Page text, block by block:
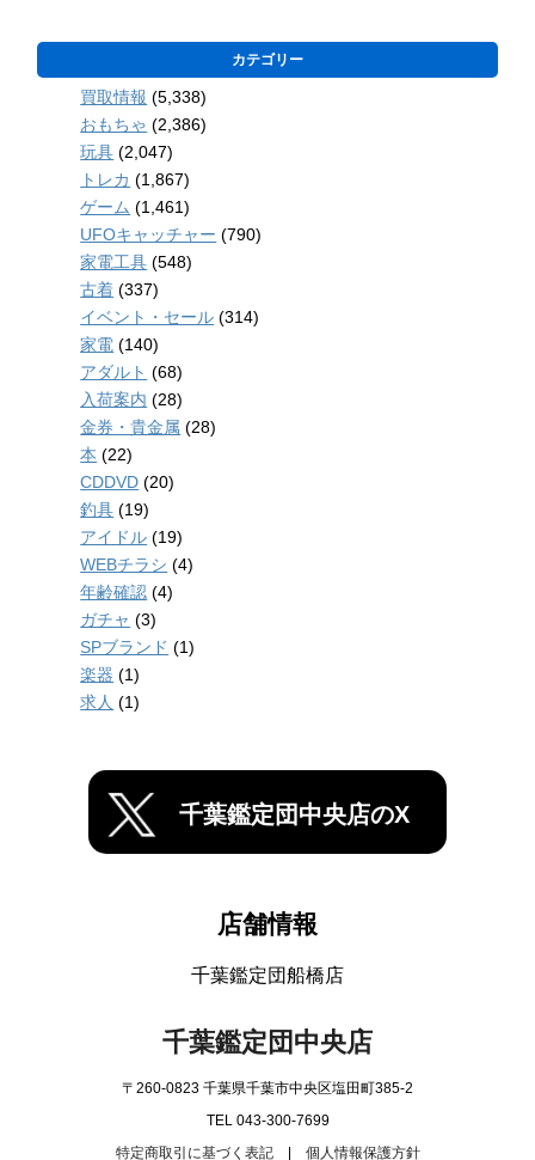
カテゴリー
買取情報 (5,338)
おもちゃ (2,386)
玩具 (2,047)
トレカ (1,867)
ゲーム (1,461)
UFOキャッチャー (790)
家電工具 (548)
古着 (337)
イベント・セール (314)
家電 (140)
アダルト (68)
入荷案内 (28)
金券・貴金属 (28)
本 (22)
CDDVD (20)
釣具 (19)
アイドル (19)
WEBチラシ (4)
年齢確認 (4)
ガチャ (3)
SPブランド (1)
楽器 (1)
求人 (1)
千葉鑑定団中央店のX
店舗情報
千葉鑑定団船橋店
千葉鑑定団中央店
〒260-0823 千葉県千葉市中央区塩田町385-2
TEL 043-300-7699
特定商取引に基づく表記| 個人情報保護方針